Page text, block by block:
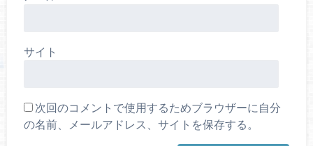
サイト
次回のコメントで使用するためブラウザーに自分
の名前、メールアドレス、サイトを保存する。